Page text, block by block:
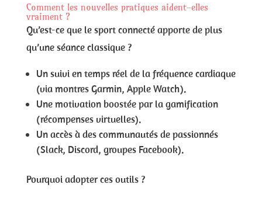
Comment les nouvelles pratiques aident-elles
vraiment ?
Qu’est-ce que le sport connecté apporte de plus
qu’une séance classique ?
Un suivi en temps réel de la fréquence cardiaque
(via montres Garmin, Apple Watch).
Une motivation boostée par la gamification
(récompenses virtuelles).
Un accès à des communautés de passionnés
(Slack, Discord, groupes Facebook).
Pourquoi adopter ces outils ?